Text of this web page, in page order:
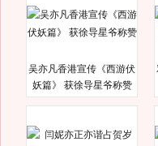
吴亦凡香港宣传《西游伏
妖篇》 获徐导星爷称赞